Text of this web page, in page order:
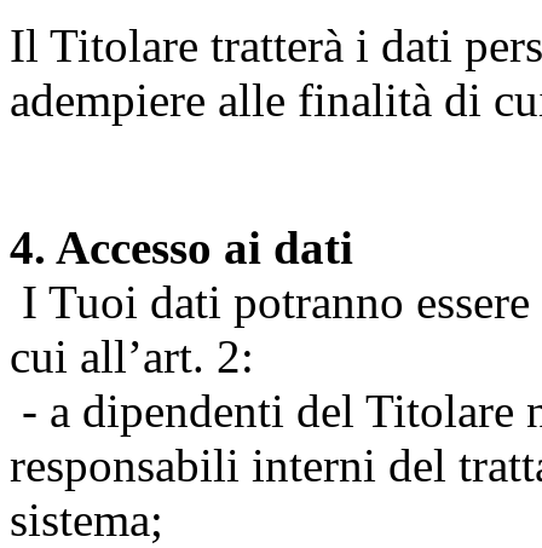
Il Titolare tratterà i dati
adempiere alle finalità di
4. Accesso ai dati
I Tuoi dati potranno
cui all’art. 2:
- a dipendenti del Titolare
responsabili interni del
sistema;